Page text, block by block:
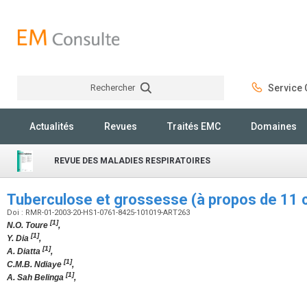
Rechercher Service
Actualités Revues Traités EMC Domaines
REVUE DES MALADIES RESPIRATOIRES
Tuberculose et grossesse (à propos de 11
Doi : RMR-01-2003-20-HS1-0761-8425-101019-ART263
N.O. Toure [1],
Y. Dia [1],
A. Diatta [1],
C.M.B. Ndiaye [1],
A. Sah Belinga [1],